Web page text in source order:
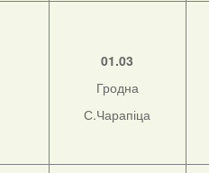
01.03
Гродна
С.Чарапіца